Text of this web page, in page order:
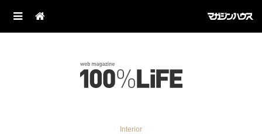
Interior